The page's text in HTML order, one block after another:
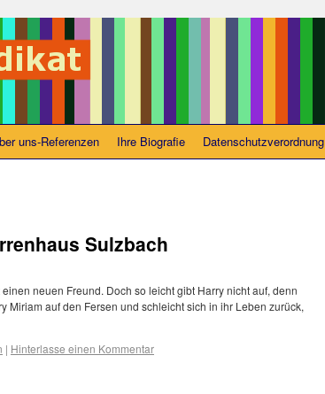
uns-Referenzen Ihre Biografie Datenschutzverordnung
Sulzbach
neuen Freund. Doch so leicht gibt Harry nicht auf, denn
Miriam auf den Fersen und schleicht sich in ihr Leben zurück,
| Hinterlasse einen Kommentar